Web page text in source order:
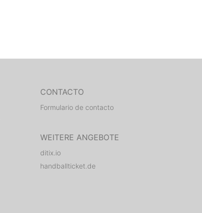
CONTACTO
Formulario de contacto
WEITERE ANGEBOTE
ditix.io
handballticket.de